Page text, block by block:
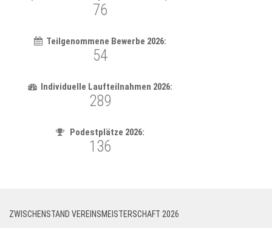
ZWISCHENSTAND VEREINSMEISTERSCHAFT 2026